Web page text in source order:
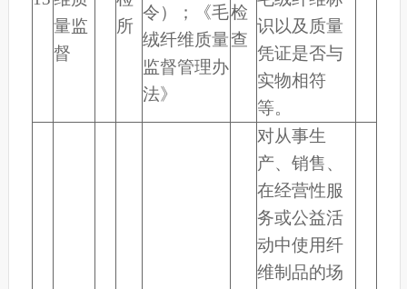
量监
督
所
令）；《毛
绒纤维质量
监督管理办
法》
检
查
识以及质量
凭证是否与
实物相符
等。
对从事生
产、销售、
在经营性服
务或公益活
动中使用纤
维制品的场